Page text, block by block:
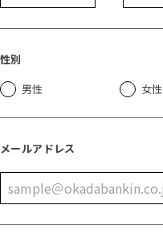
性別
男性 女性
メールアドレス